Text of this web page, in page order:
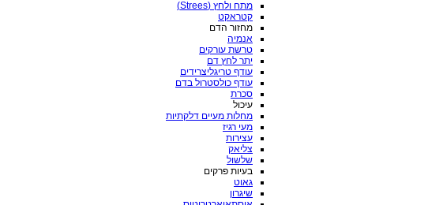
מתח ולחץ (Strees)
קטראקט
מחזור הדם
אנמיה
טרשת עורקים
יתר לחץ דם
עודף טריגליצרידים
עודף כולסטרול בדם
סכרת
עיכול
מחלות מעיים דלקתיות
מעי רגיז
עצירות
צליאק
שלשול
בעיות פרקים
גאוט
שיגרון